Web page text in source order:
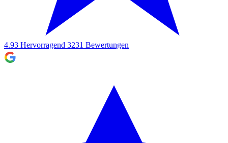
4.93 Hervorragend 3231 Bewertungen